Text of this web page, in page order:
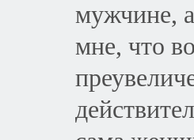
мужчине,
мне, что